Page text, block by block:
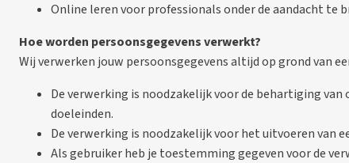
Online leren voor professionals onder de aandacht te
Hoe worden persoonsgegevens verwerkt?
Wij verwerken jouw persoonsgegevens altijd op grond van
De verwerking is noodzakelijk voor de behartiging
doeleinden.
De verwerking is noodzakelijk voor het uitvoeren van
Als gebruiker heb je toestemming gegeven voor de